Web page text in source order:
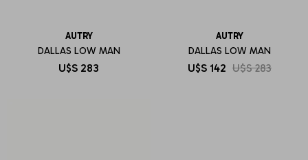
AUTRY
DALLAS LOW MAN
U$S 283
AUTRY
DALLAS LOW MAN
U$S 142 U$S 283